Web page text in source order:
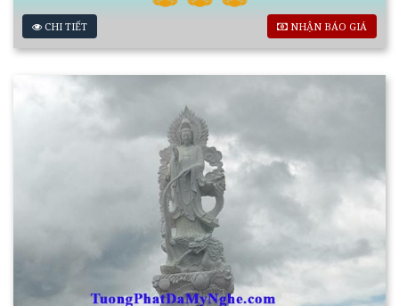
CHI TIẾT NHẬN BÁO GIÁ